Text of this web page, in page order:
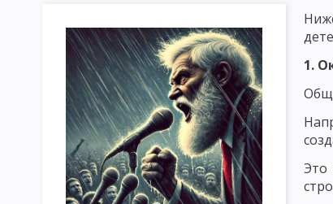
ИМИТАЦИОННЫЕ НЕ ИГРОВЫЕ МЕТОДЫ ОБУЧЕНИЯ.
МЕТОДИКА РЕШЕНИЯ СИТУАЦИОННЫХ ЗАДАЧ
МОЗГОВАЯ АТАКА (БРЕЙНСТОРМИНГ) МЕТОД
ИНТЕЛЛЕКТУАЛЬНАЯ РАЗМИНКА, СОКРАТИЧНАЯ
КЛАССИФИКАЦИЯ ФОРМ ОРГАНИЗАЦИИ ОБУЧЕНИЯ
КЛАССИФИКАЦИЯ УРОКОВ. ТИПЫ УРОКОВ. ВИДЫ
1.
Это